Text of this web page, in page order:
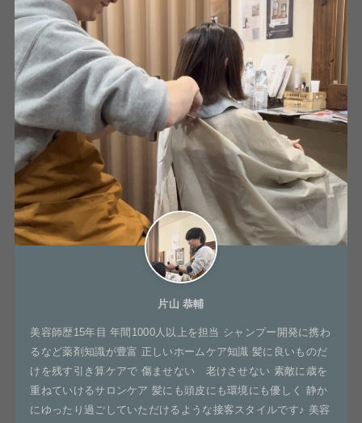
片山 恭輔
美容師歴15年目 年間1000人以上を担当 シャンプー開発に携わ
るなど薬剤知識が豊富 正しいホームケア知識 髪に良いものだ
けを残す引き算ケアで 傷ませない 老けさせない 素敵に歳を
重ねていけるサロンケア 髪にも頭皮にも環境にも優しく 静か
にゆったり過ごしていただけるような接客スタイルです♪ 美容